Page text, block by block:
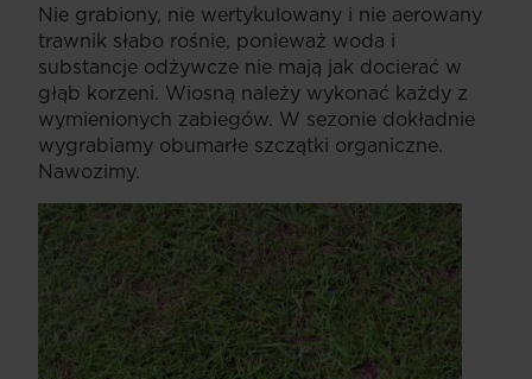
Nie grabiony, nie wertykulowany i nie aerowany
trawnik słabo rośnie, ponieważ woda i
substancje odżywcze nie mają jak docierać w
głąb korzeni. Wiosną należy wykonać każdy z
wymienionych zabiegów. W sezonie dokładnie
wygrabiamy obumarłe szczątki organiczne.
Nawozimy.